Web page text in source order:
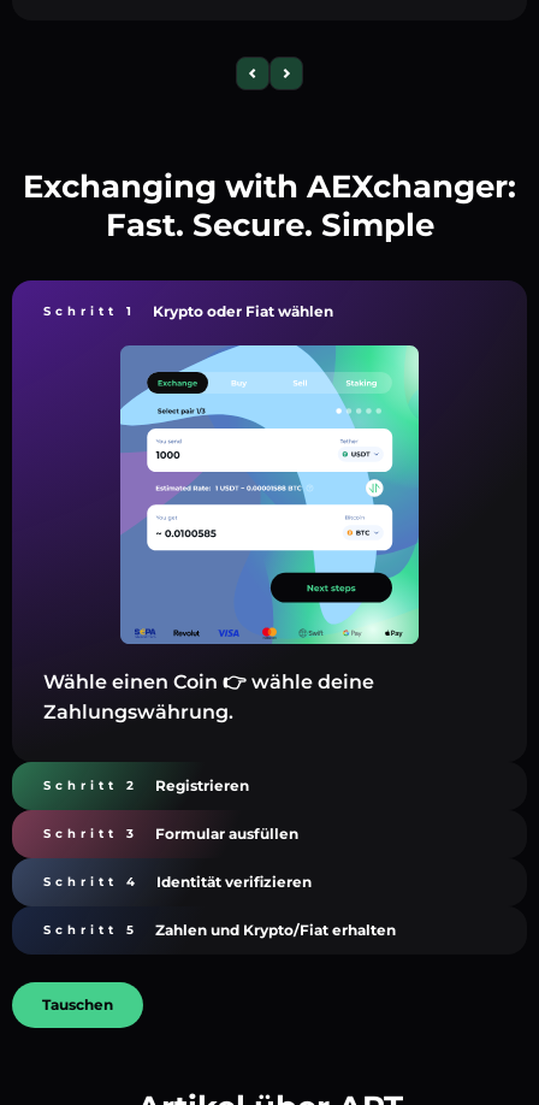
Exchanging with AEXchanger:
Fast. Secure. Simple
Schritt 1 Krypto oder Fiat wählen
Wähle einen Coin 👉 wähle deine
Zahlungswährung.
Schritt 2 Registrieren
Schritt 3 Formular ausfüllen
Schritt 4 Identität verifizieren
Schritt 5 Zahlen und Krypto/Fiat erhalten
Tauschen